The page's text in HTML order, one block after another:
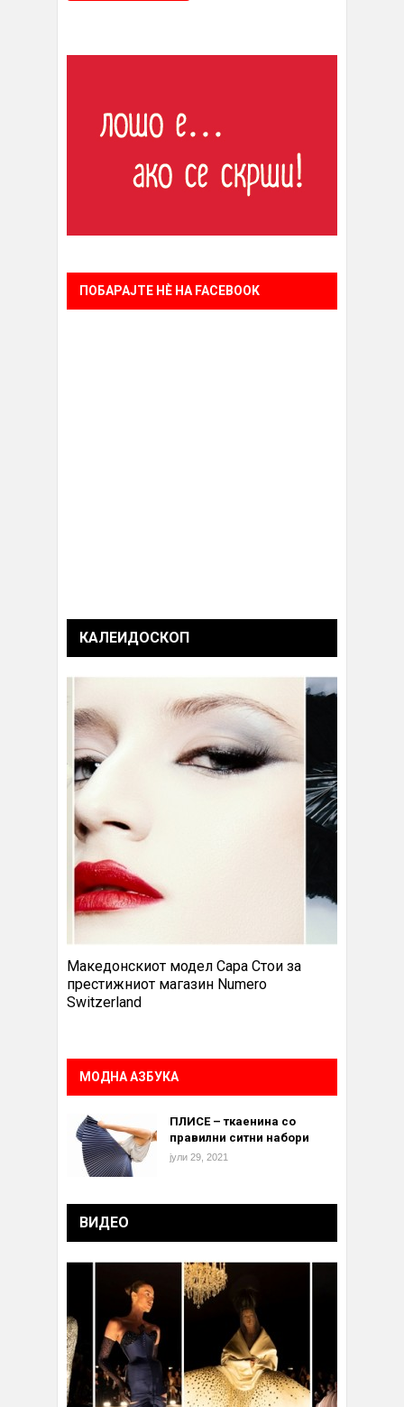
ПОБАРАЈТЕ НÈ НА FACEBOOK
КАЛЕИДОСКОП
Македонскиот модел Сара Стои за
престижниот магазин Numero
Switzerland
МОДНА АЗБУКА
ПЛИСЕ – ткаенина со
правилни ситни набори
јули 29, 2021
ВИДЕО